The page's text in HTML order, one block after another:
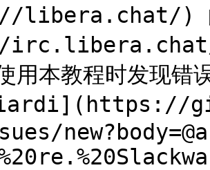
libera.chat/)
用本教程时发现